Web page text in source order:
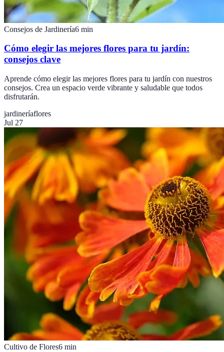
Consejos de Jardinería6 min
Cómo elegir las mejores flores para tu jardín:
consejos clave
Aprende cómo elegir las mejores flores para tu jardín con nuestros
consejos. Crea un espacio verde vibrante y saludable que todos
disfrutarán.
jardineríaflores
Jul 27
Cultivo de Flores6 min